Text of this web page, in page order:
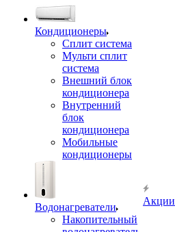
Кондиционеры
Сплит система
Мульти сплит
система
Внешний блок
кондиционера
Внутренний
блок
кондиционера
Мобильные
кондиционеры
Водонагреватели
Накопительный
Акции